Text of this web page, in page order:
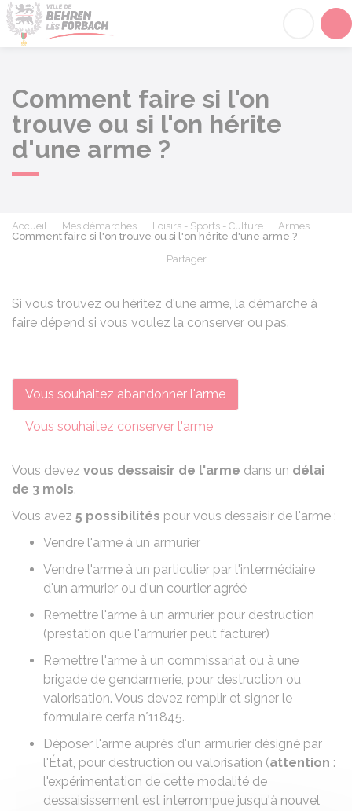
Comment faire si l'on
trouve ou si l'on hérite
d'une arme ?
Accueil Mes démarches Loisirs - Sports - Culture
Armes
Comment faire si l'on trouve ou si l'on hérite d'une arme ?
Partager
Si vous trouvez ou héritez d'une arme, la démarche à
faire dépend si vous voulez la conserver ou pas.
Vous souhaitez abandonner l'arme
Vous souhaitez conserver l'arme
Vous devez vous dessaisir de l'arme dans un délai
de 3 mois.
Vous avez 5 possibilités pour vous dessaisir de l'arme :
Vendre l'arme à un armurier
Vendre l'arme à un particulier par l'intermédiaire
d'un armurier ou d'un courtier agréé
Remettre l'arme à un armurier, pour destruction
(prestation que l'armurier peut facturer)
Remettre l'arme à un commissariat ou à une
brigade de gendarmerie, pour destruction ou
valorisation. Vous devez remplir et signer le
formulaire cerfa n°11845.
Déposer l'arme auprès d'un armurier désigné par
l'État, pour destruction ou valorisation (attention :
l'expérimentation de cette modalité de
dessaisissement est interrompue jusqu'à nouvel